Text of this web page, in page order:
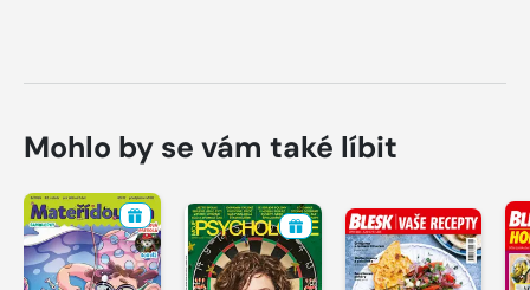
Mohlo by se vám také líbit